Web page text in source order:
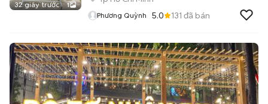
32 giây trước 1
Phương Quỳnh 5.0 131 đã bán